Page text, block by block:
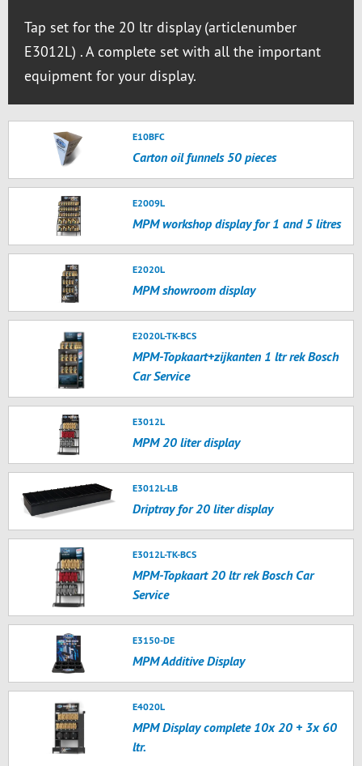
Tap set for the 20 ltr display (articlenumber
E3012L) . A complete set with all the important
equipment for your display.
E10BFC
Carton oil funnels 50 pieces
E2009L
MPM workshop display for 1 and 5 litres
E2020L
MPM showroom display
E2020L-TK-BCS
MPM-Topkaart+zijkanten 1 ltr rek Bosch
Car Service
E3012L
MPM 20 liter display
E3012L-LB
Driptray for 20 liter display
E3012L-TK-BCS
MPM-Topkaart 20 ltr rek Bosch Car
Service
E3150-DE
MPM Additive Display
E4020L
MPM Display complete 10x 20 + 3x 60
ltr.